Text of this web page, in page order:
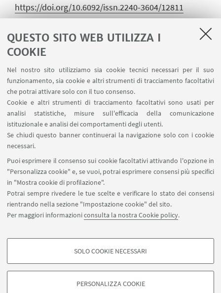
QUESTO SITO WEB UTILIZZA I
COOKIE
Nel nostro sito utilizziamo sia cookie tecnici necessari per il suo
funzionamento, sia cookie e altri strumenti di tracciamento facoltativi
che potrai attivare solo con il tuo consenso.
Cookie e altri strumenti di tracciamento facoltativi sono usati per
analisi statistiche, misure sull'efficacia della comunicazione
istituzionale e analisi dei comportamenti degli utenti.
Se chiudi questo banner continuerai la navigazione solo con i cookie
necessari.
Puoi esprimere il consenso sui cookie facoltativi attivando l'opzione in
"Personalizza cookie" e, se vuoi, potrai esprimere consensi più specifici
in "Mostra cookie di profilazione".
Potrai sempre rivedere le tue scelte e verificare lo stato dei consensi
rientrando nella sezione "Impostazione cookie" del sito.
Per maggiori informazioniconsulta la nostra Cookie policy.
COOKIE DI PROFILAZIONE - FACOLTATIVI
degli utenti, creare profili in base al loro comportamento sul sito, per analisi
SOLO COOKIE NECESSARI
PERSONALIZZA COOKIE
https://doi.org/10.6092/issn.2240-3604/12811
ricordi. Autobiografia e autobiografismo
Gian Mario Anselmi, Bruno Capaci e Alberto Di
Franco, Bologna, 2021, DOI:
10.6092/unibo/amsacta/6830; URI:
https://amsacta.unibo.it/id/eprint/6830
Andrea Ruggiero,Ricordo di Andrea Battistini,
«Bollettino del Centro Studi Vichiani», LI, 2021, pp.
99-118,https://amu.hal.science/hal-03466016/
Contatti
Seguici su: